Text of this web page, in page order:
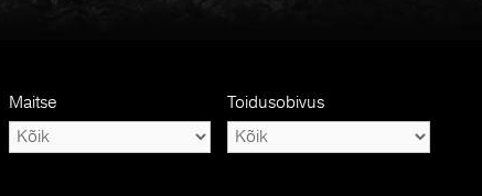
Maitse Toidusobivus